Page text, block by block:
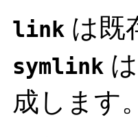
link は既
symlink
成します。